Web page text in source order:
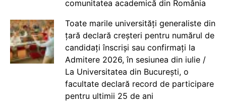
comunitatea academică din România
Toate marile universități generaliste din
țară declară creșteri pentru numărul de
candidați înscriși sau confirmați la
Admitere 2026, în sesiunea din iulie /
La Universitatea din București, o
facultate declară record de participare
pentru ultimii 25 de ani